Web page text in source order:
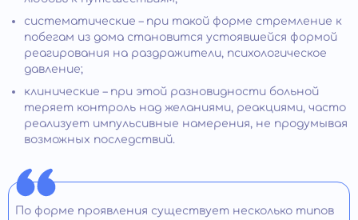
систематические – при такой форме стремление к
побегам из дома становится устоявшейся формой
реагирования на раздражители, психологическое
давление;
клинические – при этой разновидности больной
теряет контроль над желаниями, реакциями, часто
реализует импульсивные намерения, не продумывая
возможных последствий.
По форме проявления существует несколько типов